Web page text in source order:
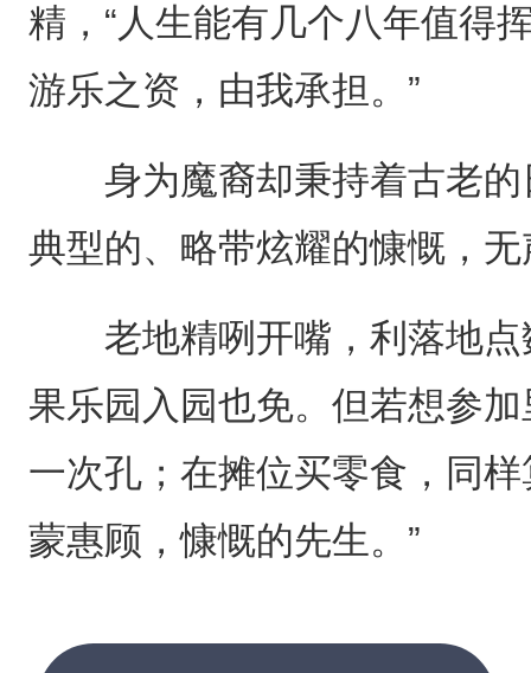
精，“人生能有几个八年值
游乐之资，由我承担。”
身为魔裔却秉持着古老的
典型的、略带炫耀的慷慨，
老地精咧开嘴，利落地点
果乐园入园也免。但若想参
一次孔；在摊位买零食，同
蒙惠顾，慷慨的先生。”